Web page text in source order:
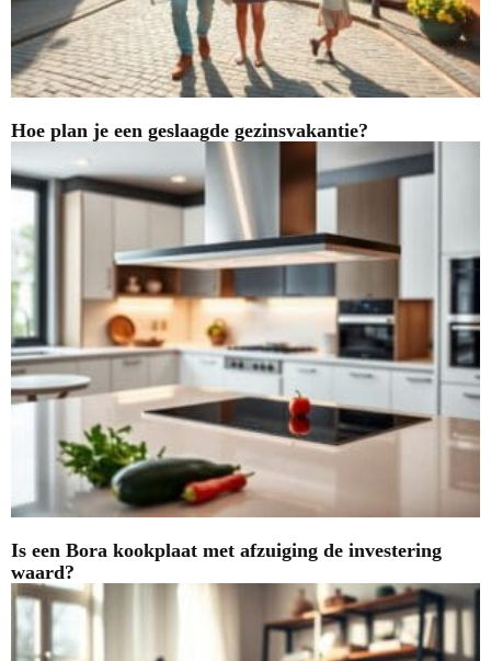
Hoe plan je een geslaagde gezinsvakantie?
Is een Bora kookplaat met afzuiging de investering
waard?